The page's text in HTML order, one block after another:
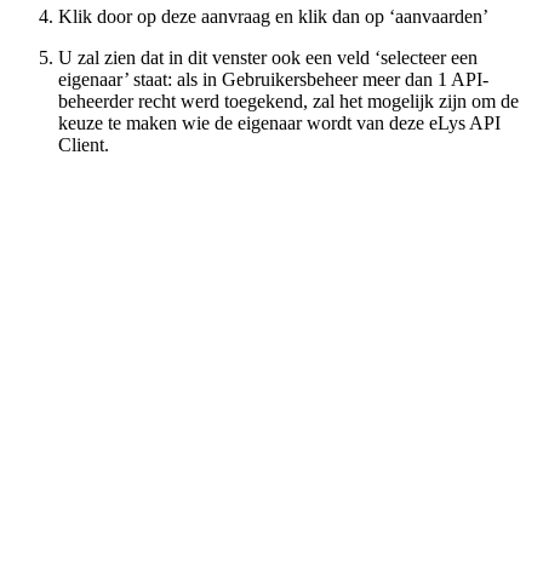
Klik door op deze aanvraag en klik dan op ‘aanvaarden’
U zal zien dat in dit venster ook een veld ‘selecteer een
eigenaar’ staat: als in Gebruikersbeheer meer dan 1 API-
beheerder recht werd toegekend, zal het mogelijk zijn om de
keuze te maken wie de eigenaar wordt van deze eLys API
Client.